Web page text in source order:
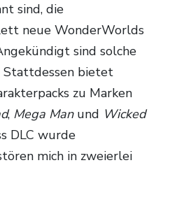
sind, die
neue WonderWorlds
sind solche
Stattdessen bietet
zu Marken
, Mega Manund Wicked
DLC wurde
mich in zweierlei